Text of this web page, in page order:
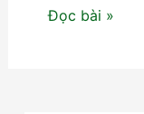
Thông
Đọc bài »